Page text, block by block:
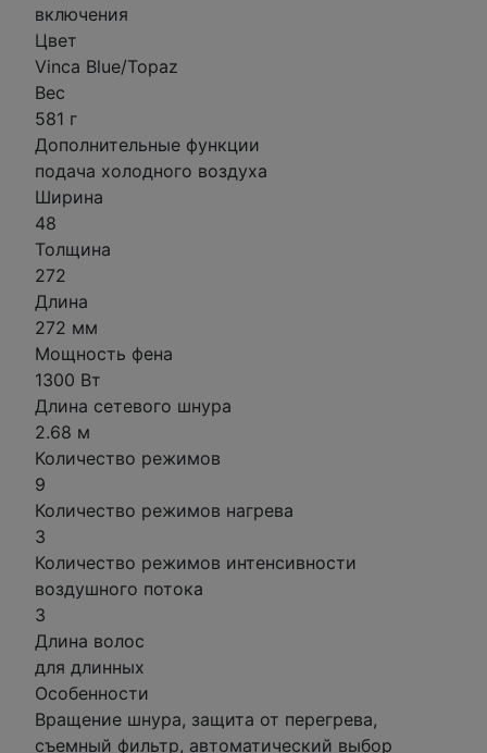
включения
Цвет
Vinca Blue/Topaz
Вес
581 г
Дополнительные функции
подача холодного воздуха
Ширина
48
Толщина
272
Длина
272 мм
Мощность фена
1300 Вт
Длина сетевого шнура
2.68 м
Количество режимов
9
Количество режимов нагрева
3
Количество режимов интенсивности
воздушного потока
3
Длина волос
для длинных
Особенности
Вращение шнура, защита от перегрева,
съемный фильтр, автоматический выбор